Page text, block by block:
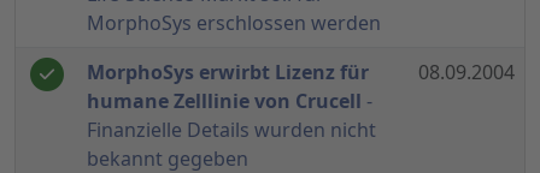
MorphoSys erschlossen werden
MorphoSys erwirbt Lizenz für
humane Zelllinie von Crucell -
Finanzielle Details wurden nicht
bekannt gegeben
08.09.2004